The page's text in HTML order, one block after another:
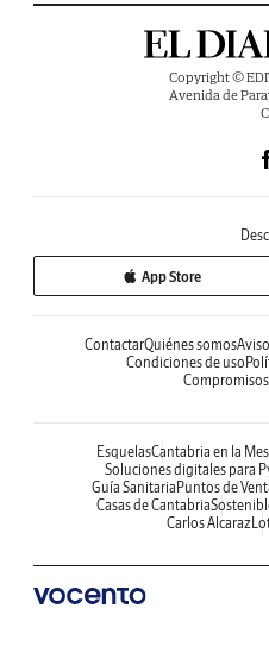
Copyright ©
Avenida de
App Store
ContactarQuiénes somos
Condiciones de uso
EsquelasCantabria en la
Soluciones digitales para
Guía Sanitaria Puntos de
Casas de Cantabria
Carlos Alcaraz